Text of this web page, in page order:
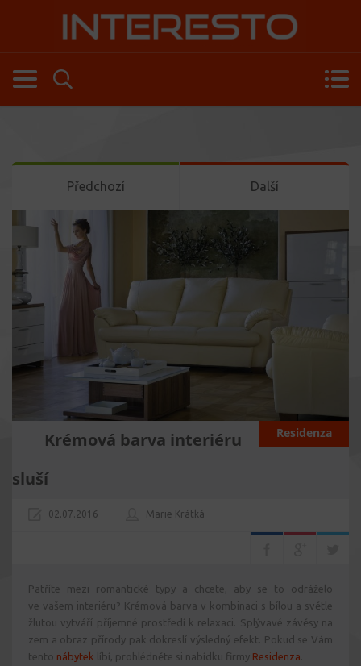
Předchozí Další
Residenza
Krémová barva interiéru
sluší
02.07.2016 Marie Krátká
Patříte mezi romantické typy a chcete, aby se to odráželo
ve vašem interiéru? Krémová barva v kombinaci s bílou a světle
žlutou vytváří příjemné prostředí k relaxaci. Splývavé závěsy na
zem a obraz přírody pak dokreslí výsledný efekt. Pokud se Vám
tento nábytek líbí, prohlédněte si nabídku firmy Residenza